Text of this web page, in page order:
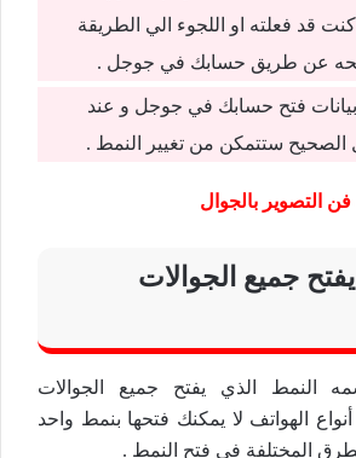
قد فعلته او اللجوء الي الطريقة
فتحه عن طريق حسابك في جوجل .
فتح حسابك في جوجل و عند
الصحيح ستتمكن من تغيير النمط .
التصوير بالجوال
جميع الجوالات
النمط الذي يفتح جميع الجوالات
الهواتف لا يمكنك فتحها بنمط واحد
المختلفة في فتح النمط .